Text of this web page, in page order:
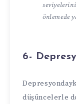
önlemede
6-
düşüncelerle